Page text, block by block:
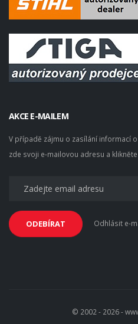
AKCE E-MAILEM
V případě zájmu o zasílání informací
zde svoji e-mailovou adresu a
ODEBÍRAT Odhlásit e-
© 2002 - 2026 -